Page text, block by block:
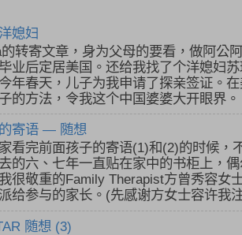
媳妇
转寄文章，身为父母的要看，做阿公
业后定居美国。还给我找了个洋媳妇
年春天，儿子为我申请了探亲签证。
的方法，令我这个中国婆婆大开眼界
寄语 — 随想
看完前面孩子的寄语(1)和(2)的时候，
的六、七年一直贴在家中的书柜上，
很敬重的Family Therapist方曾秀容女
给参与的家长。(先感谢方女士容许我
随想 (3)